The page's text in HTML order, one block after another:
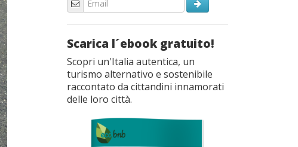
Scarica l´ebook gratuito!
Scopri un'Italia autentica, un
turismo alternativo e sostenibile
raccontato da cittandini innamorati
delle loro città.